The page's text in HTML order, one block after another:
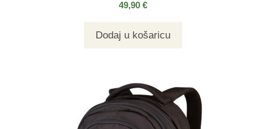
49,90 €
Dodaj u košaricu